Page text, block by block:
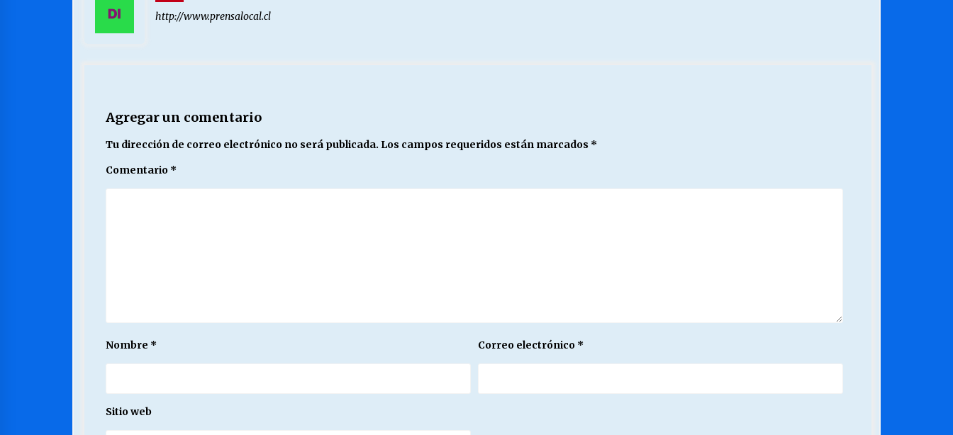
http://www.prensalocal.cl
Agregar un comentario
Tu dirección de correo electrónico no será publicada. Los campos requeridos están marcados *
Comentario *
Nombre * Correo electrónico *
Sitio web